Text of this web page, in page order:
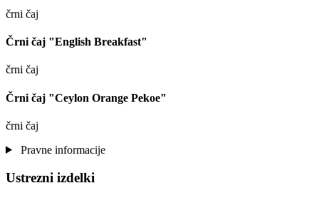
črni čaj
Črni čaj "English Breakfast"
črni čaj
Črni čaj "Ceylon Orange Pekoe"
črni čaj
Pravne informacije
Ustrezni izdelki